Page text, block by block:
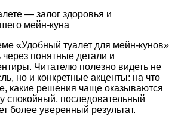
— залог здоровья и
мейн-куна
«Удобный туалет для мейн-кунов»
понятные детали и
Читателю полезно видеть не
но и конкретные акценты: на что
какие решения чаще оказываются
спокойный, последовательный
более уверенный результат.